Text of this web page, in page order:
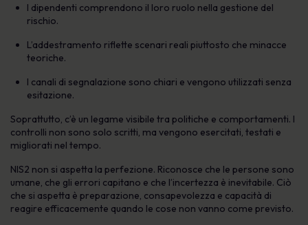
I dipendenti comprendono il loro ruolo nella gestione del
rischio.
L’addestramento riflette scenari reali piuttosto che minacce
teoriche.
I canali di segnalazione sono chiari e vengono utilizzati senza
esitazione.
Soprattutto, c’è un legame visibile tra politiche e comportamenti. I
controlli non sono solo scritti, ma vengono esercitati, testati e
migliorati nel tempo.
NIS2 non si aspetta la perfezione. Riconosce che le persone sono
umane, che gli errori capitano e che l’incertezza è inevitabile. Ciò
che si aspetta è preparazione, consapevolezza e capacità di
reagire efficacemente quando le cose non vanno come previsto.